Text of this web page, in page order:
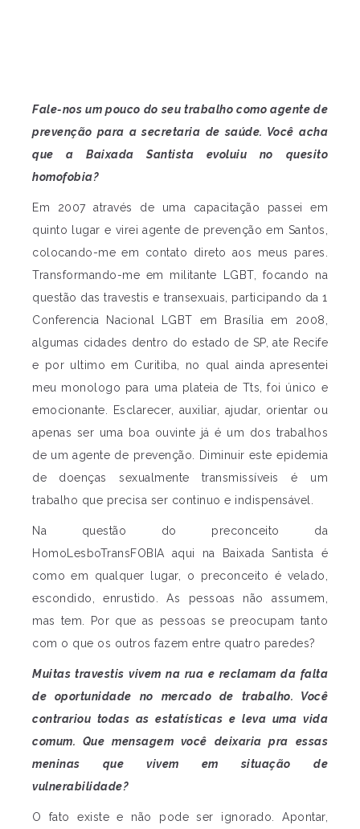
Fale-nos um pouco do seu trabalho como agente de
prevenção para a secretaria de saúde. Você acha
que a Baixada Santista evoluiu no quesito
homofobia?
Em 2007 através de uma capacitação passei em
quinto lugar e virei agente de prevenção em Santos,
colocando-me em contato direto aos meus pares.
Transformando-me em militante LGBT, focando na
questão das travestis e transexuais, participando da 1
Conferencia Nacional LGBT em Brasília em 2008,
algumas cidades dentro do estado de SP, ate Recife
e por ultimo em Curitiba, no qual ainda apresentei
meu monologo para uma plateia de Tts, foi único e
emocionante. Esclarecer, auxiliar, ajudar, orientar ou
apenas ser uma boa ouvinte já é um dos trabalhos
de um agente de prevenção. Diminuir este epidemia
de doenças sexualmente transmissíveis é um
trabalho que precisa ser continuo e indispensável.
Na questão do preconceito da
HomoLesboTransFOBIA aqui na Baixada Santista é
como em qualquer lugar, o preconceito é velado,
escondido, enrustido. As pessoas não assumem,
mas tem. Por que as pessoas se preocupam tanto
com o que os outros fazem entre quatro paredes?
Muitas travestis vivem na rua e reclamam da falta
de oportunidade no mercado de trabalho. Você
contrariou todas as estatísticas e leva uma vida
comum. Que mensagem você deixaria pra essas
meninas que vivem em situação de
vulnerabilidade?
O fato existe e não pode ser ignorado. Apontar,